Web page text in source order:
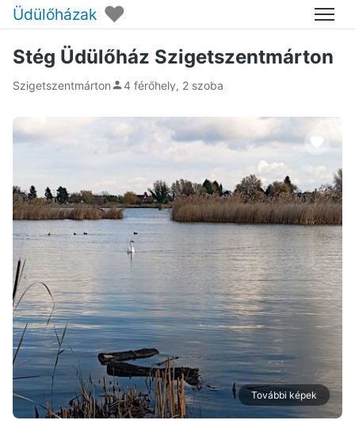
Üdülőházak ♥ Menü
Stég Üdülőház Szigetszentmárton
Szigetszentmárton 4 férőhely, 2 szoba
További képek